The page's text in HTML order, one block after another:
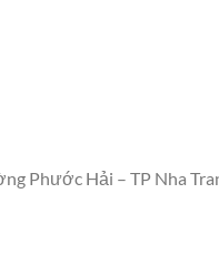
Phước Hải – TP Nha